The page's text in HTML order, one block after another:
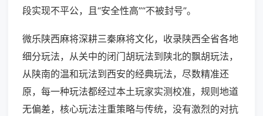
段实现不平公，且“安全性高”“不被封号”。
微乐陕西麻将深耕三秦麻将文化，收录陕西全省各地
细分玩法，从关中的闭门胡玩法到陕北的飘胡玩法，
从陕南的温和玩法到西安的经典玩法，尽数精准还
原，每一种玩法都经过本土玩家实测校准，规则地道
无偏差，核心玩法注重策略与传统，没有激烈的对抗